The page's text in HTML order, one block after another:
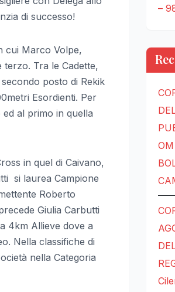
di successo!
cui Marco Volpe,
terzo. Tra le Cadette,
posto di Rekik
Esordienti. Per
ed al primo in quella
in quel di Caivano,
si laurea Campione
Roberto
Giulia Carbutti
4km Allieve dove a
Nella classifiche di
nella Categoria
–
OM